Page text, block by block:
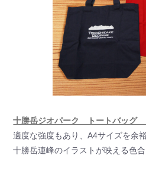
十勝岳ジオパーク トートバッグ
適度な強度もあり、A4サイズを余
十勝岳連峰のイラストが映える色合